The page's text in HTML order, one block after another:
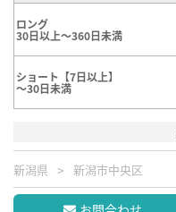
ロング
30日以上～360日未満
ショート【7日以上】
～30日未満
新潟県 新潟市中央区